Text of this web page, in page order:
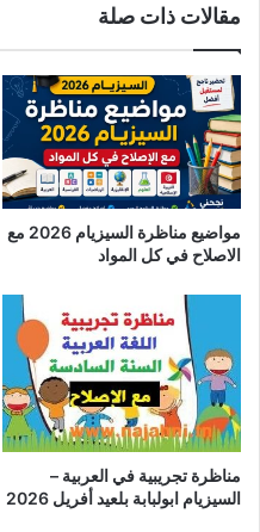
مقالات ذات صلة
مواضيع مناظرة السيزيام 2026 مع
الاصلاح في كل المواد
مناظرة تجريبية في العربية –
السيزيام ابولبابة بلعيد أفريل 2026